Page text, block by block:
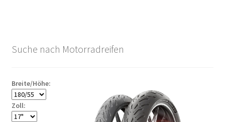
Suche nach Motorradreifen
Breite/Höhe:
Zoll: